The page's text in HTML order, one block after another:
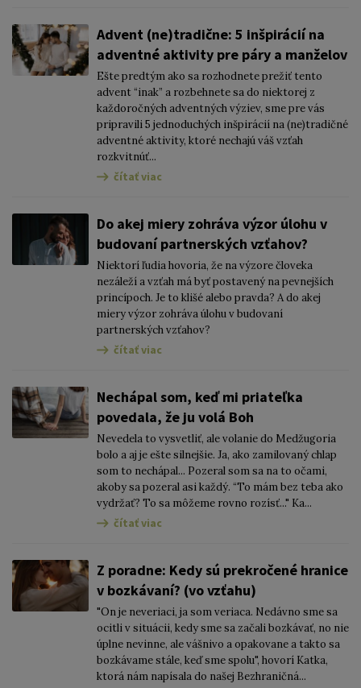
Advent (ne)tradične: 5 inšpirácií na
adventné aktivity pre páry a manželov
Ešte predtým ako sa rozhodnete prežiť tento
advent “inak” a rozbehnete sa do niektorej z
každoročných adventných výziev, sme pre vás
pripravili 5 jednoduchých inšpirácií na (ne)tradičné
adventné aktivity, ktoré nechajú váš vzťah
rozkvitnúť...
čítať viac
Do akej miery zohráva výzor úlohu v
budovaní partnerských vzťahov?
Niektorí ľudia hovoria, že na výzore človeka
nezáleží a vzťah má byť postavený na pevnejších
princípoch. Je to klišé alebo pravda? A do akej
miery výzor zohráva úlohu v budovaní
partnerských vzťahov?
čítať viac
Nechápal som, keď mi priateľka
povedala, že ju volá Boh
Nevedela to vysvetliť, ale volanie do Medžugoria
bolo a aj je ešte silnejšie. Ja, ako zamilovaný chlap
som to nechápal... Pozeral som sa na to očami,
akoby sa pozeral asi každý. “To mám bez teba ako
vydržať? To sa môžeme rovno rozísť..." Ka...
čítať viac
Z poradne: Kedy sú prekročené hranice
v bozkávaní? (vo vzťahu)
"On je neveriaci, ja som veriaca. Nedávno sme sa
ocitli v situácii, kedy sme sa začali bozkávať, no nie
úplne nevinne, ale vášnivo a opakovane a takto sa
bozkávame stále, keď sme spolu", hovorí Katka,
ktorá nám napísala do našej Bezhraničná...